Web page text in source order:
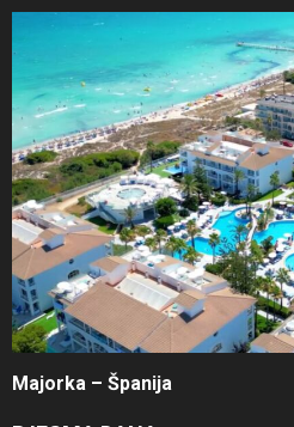
Majorka – Španija